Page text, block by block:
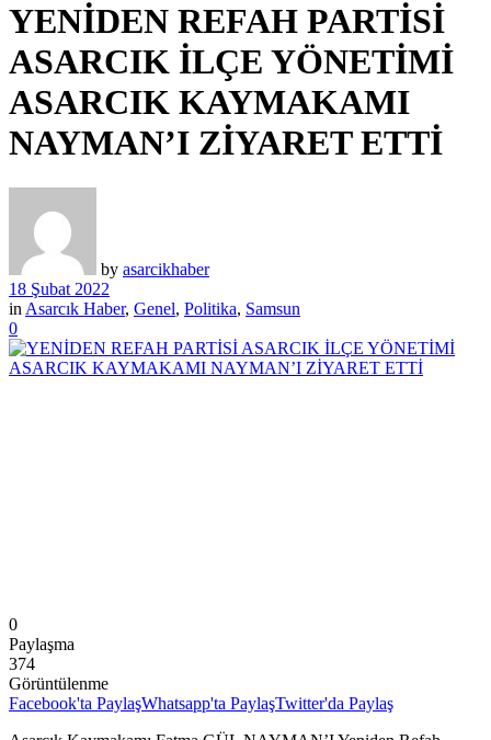
YENİDEN REFAH PARTİSİ
ASARCIK İLÇE YÖNETİMİ
ASARCIK KAYMAKAMI
NAYMAN’I ZİYARET ETTİ
by asarcikhaber
18 Şubat 2022
in Asarcık Haber, Genel, Politika, Samsun
0
0
Paylaşma
374
Görüntülenme
Facebook'ta PaylaşWhatsapp'ta PaylaşTwitter'da Paylaş